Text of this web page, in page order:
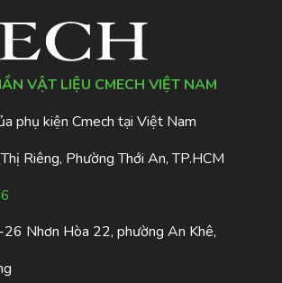
VẬT LIỆU CMECH VIỆT NAM
phụ kiện Cmech tại Việt Nam
Riêng, Phường Thới An, TP.HCM
Nhơn Hòa 22, phường An Khê,